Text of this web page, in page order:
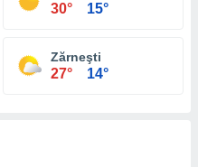
30° 15°
Zărneşti
27° 14°